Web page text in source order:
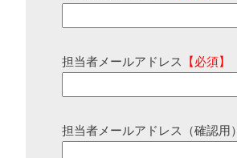
担当者メールアドレス 【必須】
担当者メールアドレス（確認用）